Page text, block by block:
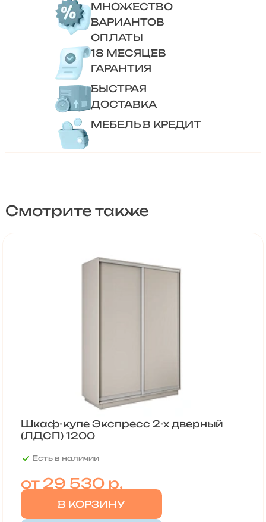
МНОЖЕСТВО
ВАРИАНТОВ
ОПЛАТЫ
18 МЕСЯЦЕВ
ГАРАНТИЯ
БЫСТРАЯ
ДОСТАВКА
МЕБЕЛЬ В КРЕДИТ
Смотрите также
Шкаф-купе Экспресс 2-х дверный
(ЛДСП) 1200
Есть в наличии
от 29 530 р.
В КОРЗИНУ